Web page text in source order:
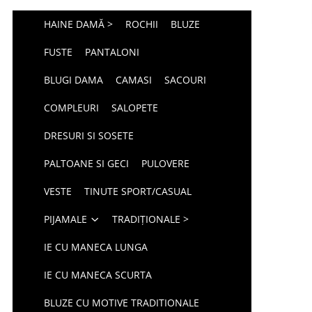
HAINE DAMĂ > ROCHII BLUZE
FUSTE PANTALONI
BLUGI DAMA CAMASI SACOURI
COMPLEURI SALOPETE
DRESURI SI SOSETE
PALTOANE SI GECI PULOVERE
VESTE TINUTE SPORT/CASUAL
PIJAMALE TRADIȚIONALE >
IE CU MANECA LUNGA
IE CU MANECA SCURTA
BLUZE CU MOTIVE TRADITIONALE